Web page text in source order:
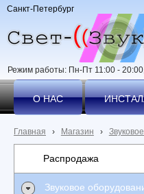
Режим работы: Пн-Пт 11:00 -
Санкт-Петербург
О НАС
Главная › Магазин ›
Распродажа
Звуковое